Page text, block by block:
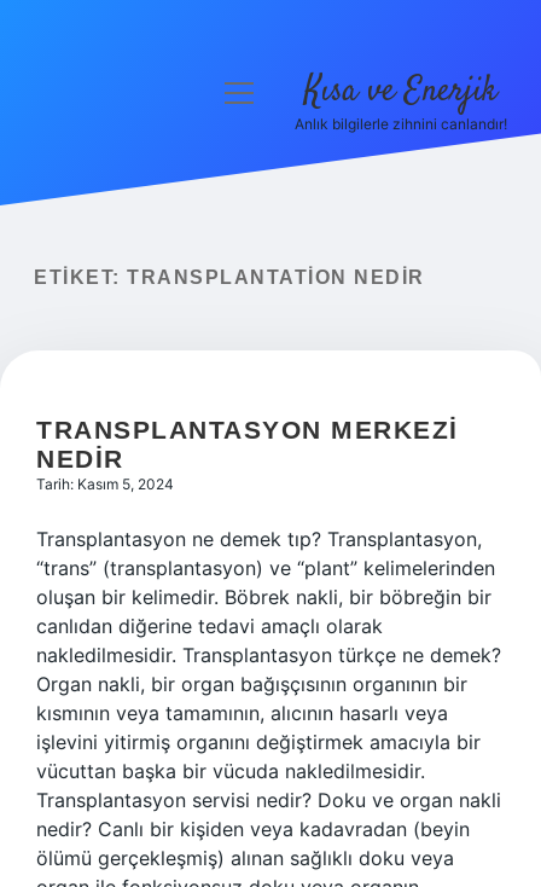
Yasal Uyarı
menüyü
Kısa ve Enerjik
Anlık bilgilerle zihnini canlandır!
ETIKET: TRANSPLANTATION NEDIR
TRANSPLANTASYON MERKEZI
NEDIR
Tarih: Kasım 5, 2024
Transplantasyon ne demek tıp? Transplantasyon,
“trans” (transplantasyon) ve “plant” kelimelerinden
oluşan bir kelimedir. Böbrek nakli, bir böbreğin bir
canlıdan diğerine tedavi amaçlı olarak
nakledilmesidir. Transplantasyon türkçe ne demek?
Organ nakli, bir organ bağışçısının organının bir
kısmının veya tamamının, alıcının hasarlı veya
işlevini yitirmiş organını değiştirmek amacıyla bir
vücuttan başka bir vücuda nakledilmesidir.
Transplantasyon servisi nedir? Doku ve organ nakli
nedir? Canlı bir kişiden veya kadavradan (beyin
ölümü gerçekleşmiş) alınan sağlıklı doku veya